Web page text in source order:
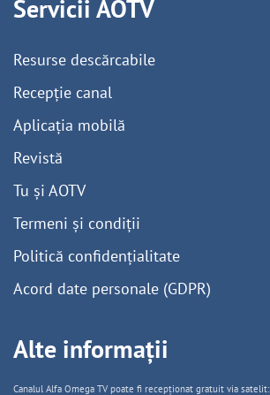
Servicii AOTV
Resurse descărcabile
Recepție canal
Aplicația mobilă
Revistă
Tu și AOTV
Termeni și condiții
Politică confidențialitate
Acord date personale (GDPR)
Alte informații
Canalul Alfa Omega TV poate fi recepționat gratuit via satelit: